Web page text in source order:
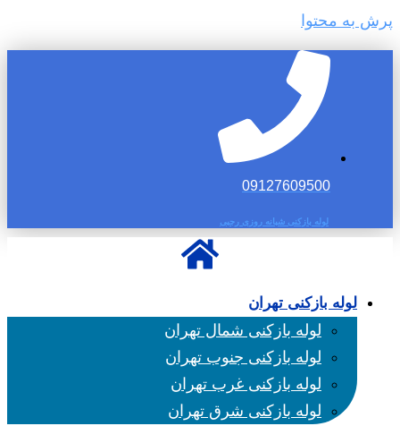
پرش به محتوا
09127609500
لوله بازکنی شبانه روزی رجبی
لوله بازکنی تهران
لوله بازکنی شمال تهران
لوله بازکنی جنوب تهران
لوله بازکنی غرب تهران
لوله بازکنی شرق تهران